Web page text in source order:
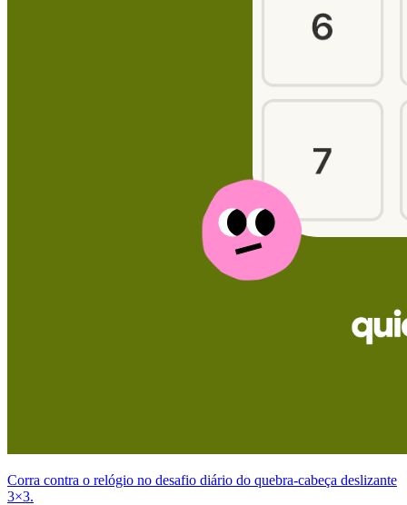
Corra contra o relógio no desafio diário do quebra-cabeça deslizante
3×3.